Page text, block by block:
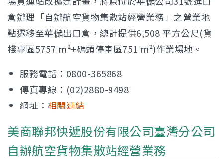
倉辦理「自辦航空貨物集散站經營業務」之營業地
點遷移至華儲出口倉，總計提供6,508 平方公尺(貨
棧專區5757 m²+碼頭停車區751 m²)作業場地。
服務電話：0800-365868
傳真專線：(02)2880-9498
網址： 相關連結
美商聯邦快遞股份有限公司臺灣分公司
自辦航空貨物集散站經營業務